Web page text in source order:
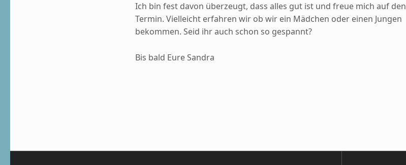
Ich bin fest davon überzeugt, dass alles gut ist und freue mich auf den
Termin. Vielleicht erfahren wir ob wir ein Mädchen oder einen Jungen
bekommen. Seid ihr auch schon so gespannt?
Bis bald Eure Sandra
Beitragsnavigation